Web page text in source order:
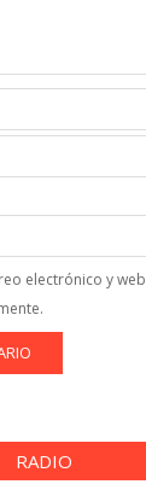
electrónico y
RADIO